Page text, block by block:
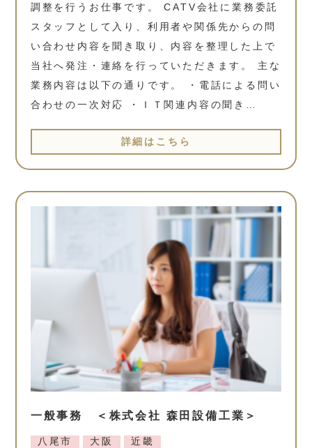
調整を行うお仕事です。 CATV会社に業務委託
スタッフとして入り、利用者や関係先からの問
い合わせ内容を聞き取り、内容を整理した上で
当社へ発注・連絡を行っていただきます。 主な
業務内容は以下の通りです。 ・電話による問い
合わせの一次対応 ・ＩＴ関連内容の聞き…
詳細はこちら
一般事務 ＜株式会社 森田設備工業＞
八尾市 大阪
近畿